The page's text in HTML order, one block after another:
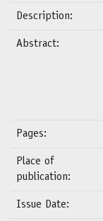
Description:
Abstract:
Pages:
Place of
publication:
Issue Date: